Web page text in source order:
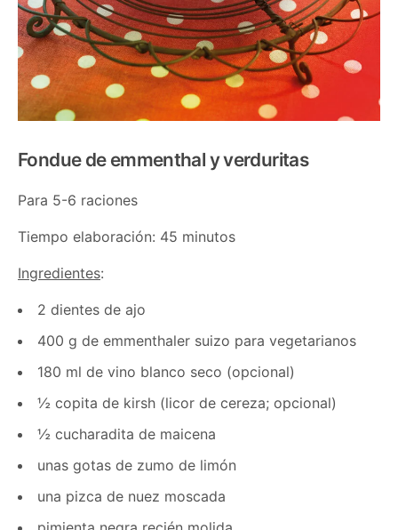
Fondue de emmenthal y verduritas
Para 5-6 raciones
Tiempo elaboración: 45 minutos
Ingredientes:
2 dientes de ajo
400 g de emmenthaler suizo para vegetarianos
180 ml de vino blanco seco (opcional)
½ copita de kirsh (licor de cereza; opcional)
½ cucharadita de maicena
unas gotas de zumo de limón
una pizca de nuez moscada